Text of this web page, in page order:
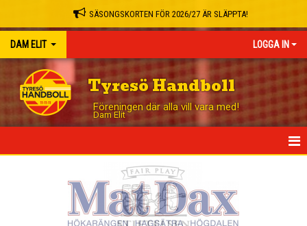
SÄSONGSKORTEN FÖR 2026/27 ÄR SLÄPPTA!
DAM ELIT LOGGA IN
Tyresö Handboll
Föreningen där alla vill vara med!
Dam Elit